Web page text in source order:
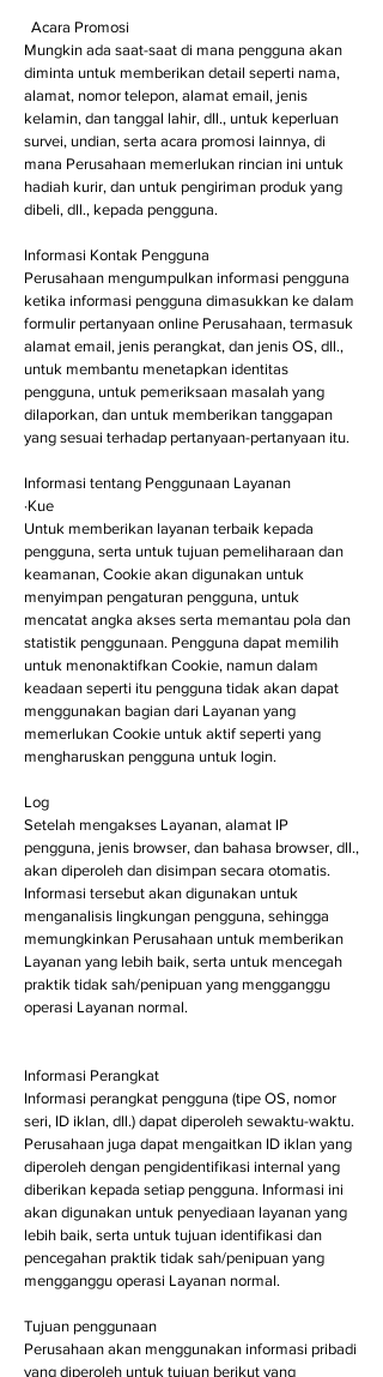
Acara Promosi
Mungkin ada saat-saat di mana pengguna akan
diminta untuk memberikan detail seperti nama,
alamat, nomor telepon, alamat email, jenis
kelamin, dan tanggal lahir, dll., untuk keperluan
survei, undian, serta acara promosi lainnya, di
mana Perusahaan memerlukan rincian ini untuk
hadiah kurir, dan untuk pengiriman produk yang
dibeli, dll., kepada pengguna.
Informasi Kontak Pengguna
Perusahaan mengumpulkan informasi pengguna
ketika informasi pengguna dimasukkan ke dalam
formulir pertanyaan online Perusahaan, termasuk
alamat email, jenis perangkat, dan jenis OS, dll.,
untuk membantu menetapkan identitas
pengguna, untuk pemeriksaan masalah yang
dilaporkan, dan untuk memberikan tanggapan
yang sesuai terhadap pertanyaan-pertanyaan itu.
Informasi tentang Penggunaan Layanan
·Kue
Untuk memberikan layanan terbaik kepada
pengguna, serta untuk tujuan pemeliharaan dan
keamanan, Cookie akan digunakan untuk
menyimpan pengaturan pengguna, untuk
mencatat angka akses serta memantau pola dan
statistik penggunaan. Pengguna dapat memilih
untuk menonaktifkan Cookie, namun dalam
keadaan seperti itu pengguna tidak akan dapat
menggunakan bagian dari Layanan yang
memerlukan Cookie untuk aktif seperti yang
mengharuskan pengguna untuk login.
Log
Setelah mengakses Layanan, alamat IP
pengguna, jenis browser, dan bahasa browser, dll.,
akan diperoleh dan disimpan secara otomatis.
Informasi tersebut akan digunakan untuk
menganalisis lingkungan pengguna, sehingga
memungkinkan Perusahaan untuk memberikan
Layanan yang lebih baik, serta untuk mencegah
praktik tidak sah/penipuan yang mengganggu
operasi Layanan normal.
Informasi Perangkat
Informasi perangkat pengguna (tipe OS, nomor
seri, ID iklan, dll.) dapat diperoleh sewaktu-waktu.
Perusahaan juga dapat mengaitkan ID iklan yang
diperoleh dengan pengidentifikasi internal yang
diberikan kepada setiap pengguna. Informasi ini
akan digunakan untuk penyediaan layanan yang
lebih baik, serta untuk tujuan identifikasi dan
pencegahan praktik tidak sah/penipuan yang
mengganggu operasi Layanan normal.
Tujuan penggunaan
Perusahaan akan menggunakan informasi pribadi
yang diperoleh untuk tujuan berikut yang